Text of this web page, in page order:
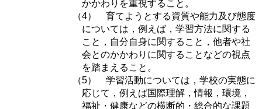
かかわりを重視すること。
（4） 育てようとする資質や能力及び態度
については，例えば，学習方法に関する
こと，自分自身に関すること，他者や社
会とのかかわりに関することなどの視点
を踏まえること。
（5） 学習活動については，学校の実態に
応じて，例えば国際理解，情報，環境，
福祉・健康などの横断的・総合的な課題